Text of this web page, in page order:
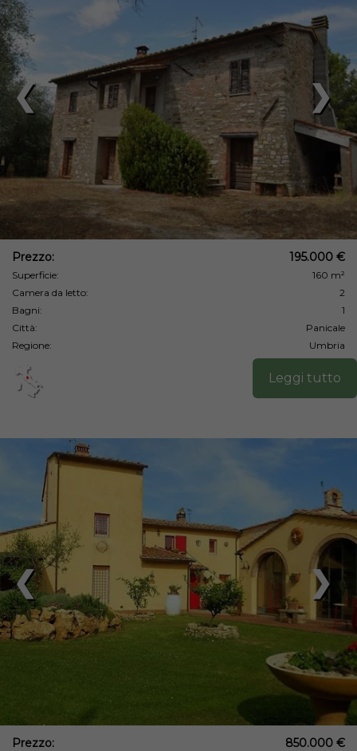
❯
❮
Prezzo: 195.000 €
Superficie:
160 m²
Camera da letto:
2
Bagni:
1
Città:
Panicale
Regione:
Umbria
Leggi tutto
❯
❮
Prezzo: 850.000 €